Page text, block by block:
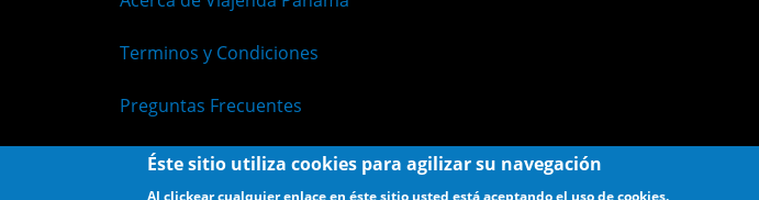
Terminos y Condiciones
Preguntas Frecuentes
Políticas de Privacidad
Éste sitio utiliza cookies para agilizar su navegación
Al clickear cualquier enlace en éste sitio usted está aceptando el uso de cookies.